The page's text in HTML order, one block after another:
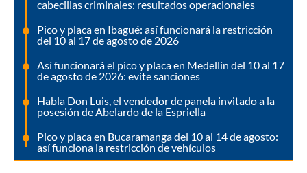
cabecillas criminales: resultados operacionales
Pico y placa en Ibagué: así funcionará la restricción
del 10 al 17 de agosto de 2026
Así funcionará el pico y placa en Medellín del 10 al 17
de agosto de 2026: evite sanciones
Habla Don Luis, el vendedor de panela invitado a la
posesión de Abelardo de la Espriella
Pico y placa en Bucaramanga del 10 al 14 de agosto:
así funciona la restricción de vehículos